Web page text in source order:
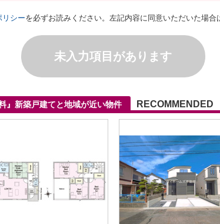
リシーを必ずお読みください。左記内容に同意いただいた場合
未入力項目があります
』新築戸建てと地域が近い物件 RECOMMENDED